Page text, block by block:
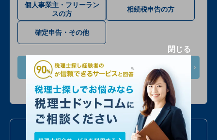
個人事業主・フリーラン
スの方
相続税申告の方
確定申告・その他
次へ
入力情報は公開されません
お電話での問い合わせ
閉じる